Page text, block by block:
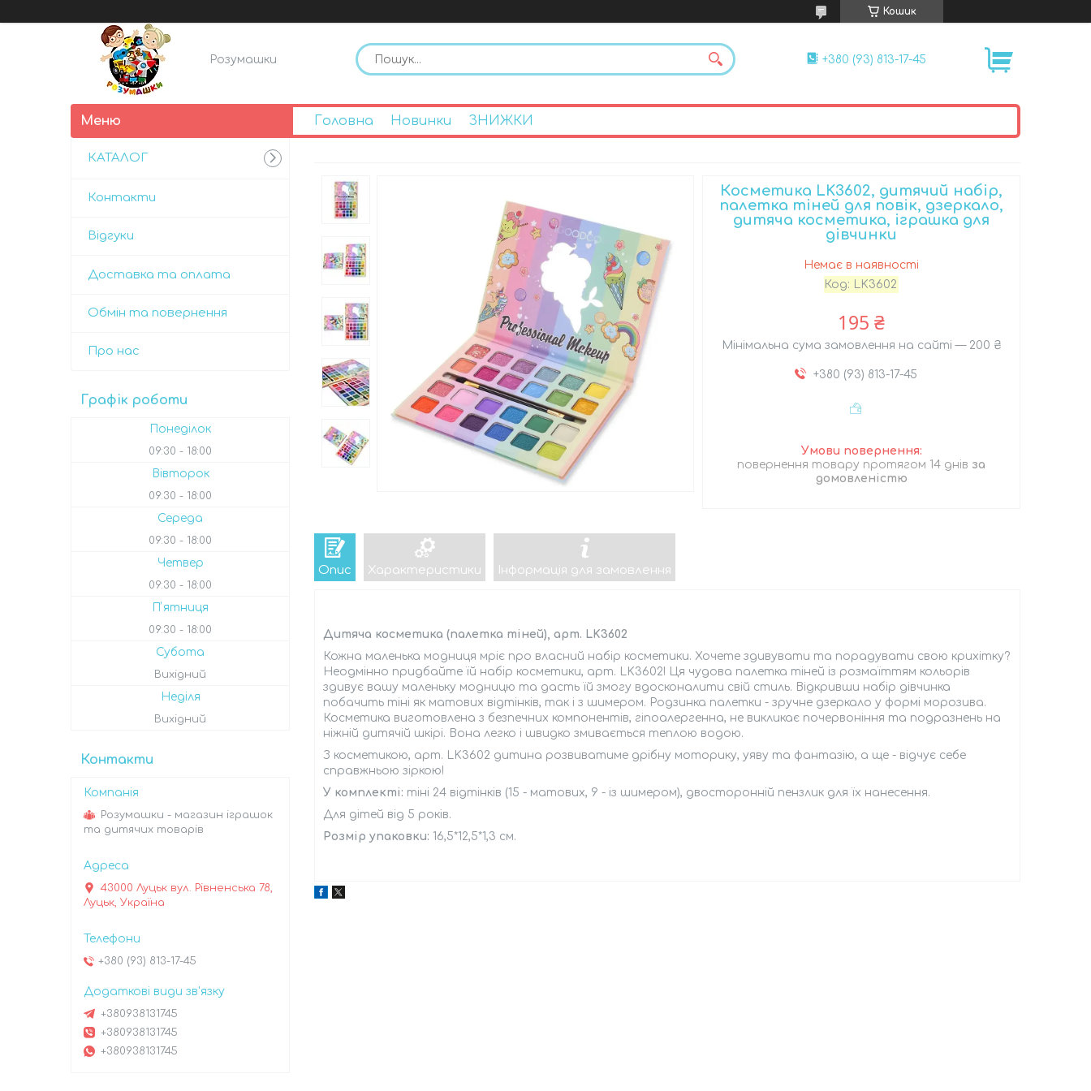
Кошик
Розумашки +380 (93) 813-17-45
Головна Новинки ЗНИЖКИ
Косметика LK3602, дитячий набір,
палетка тіней для повік, дзеркало,
дитяча косметика, іграшка для
дівчинки
Немає в наявності
Код:
LK3602
195 ₴
Мінімальна сума замовлення на сайті — 200 ₴
+380 (93) 813-17-45
повернення товару протягом 14 днів за
домовленістю
Опис Характеристики Інформація для замовлення
Дитяча косметика (палетка тіней), арт. LK3602
Кожна маленька модниця мріє про власний набір косметики. Хочете здивувати та порадувати свою крихітку?
Неодмінно придбайте їй набір косметики, арт. LK3602! Ця чудова палетка тіней із розмаїттям кольорів
здивує вашу маленьку модницю та дасть їй змогу вдосконалити свій стиль. Відкривши набір дівчинка
побачить тіні як матових відтінків, так і з шимером. Родзинка палетки - зручне дзеркало у формі морозива.
Косметика виготовлена з безпечних компонентів, гіпоалергенна, не викликає почервоніння та подразнень на
ніжній дитячій шкірі. Вона легко і швидко змивається теплою водою.
З косметикою, арт. LK3602 дитина розвиватиме дрібну моторику, уяву та фантазію, а ще - відчує себе
справжньою зіркою!
У комплекті: тіні 24 відтінків (15 - матових, 9 - із шимером), двосторонній пензлик для їх нанесення.
Для дітей від 5 років.
Розмір упаковки: 16,5*12,5*1,3 см.
КАТАЛОГ
Контакти
Відгуки
Доставка та оплата
Обмін та повернення
Про нас
Графік роботи
Понеділок
09:30 18:00
Вівторок
09:30 18:00
Середа
09:30 18:00
Четвер
09:30 18:00
Пʼятниця
09:30 18:00
Субота
Вихідний
Неділя
Вихідний
Контакти
Розумашки - магазин іграшок
та дитячих товарів
43000 Луцьк вул. Рівненська 78,
Луцьк, Україна
+380 (93) 813-17-45
+380938131745
+380938131745
+380938131745